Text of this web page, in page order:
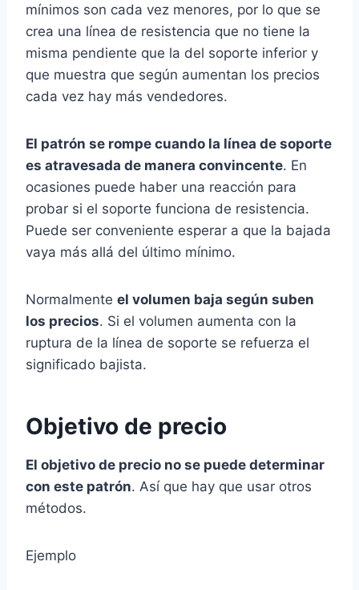
mínimos son cada vez menores, por lo que se
crea una línea de resistencia que no tiene la
misma pendiente que la del soporte inferior y
que muestra que según aumentan los precios
cada vez hay más vendedores.
El patrón se rompe cuando la línea de soporte
es atravesada de manera convincente. En
ocasiones puede haber una reacción para
probar si el soporte funciona de resistencia.
Puede ser conveniente esperar a que la bajada
vaya más allá del último mínimo.
Normalmente el volumen baja según suben
los precios. Si el volumen aumenta con la
ruptura de la línea de soporte se refuerza el
significado bajista.
Objetivo de precio
El objetivo de precio no se puede determinar
con este patrón. Así que hay que usar otros
métodos.
Ejemplo